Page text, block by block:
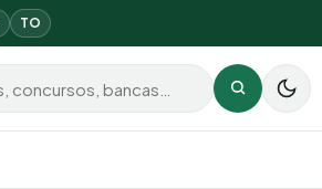
TO
Buscar